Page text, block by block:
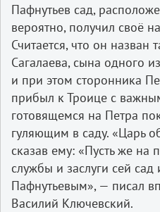
Пафнутьев сад,
вероятно, получил своё
Считается, что он назван
Сагалаева, сына одного
и при этом сторонника
прибыл к Троице с
готовящемся на Петра
гуляющим в саду. «Царь
сказав ему: «Пусть же на
службы и заслуги сей
Пафнутьевым», — писал
Василий Ключевский.